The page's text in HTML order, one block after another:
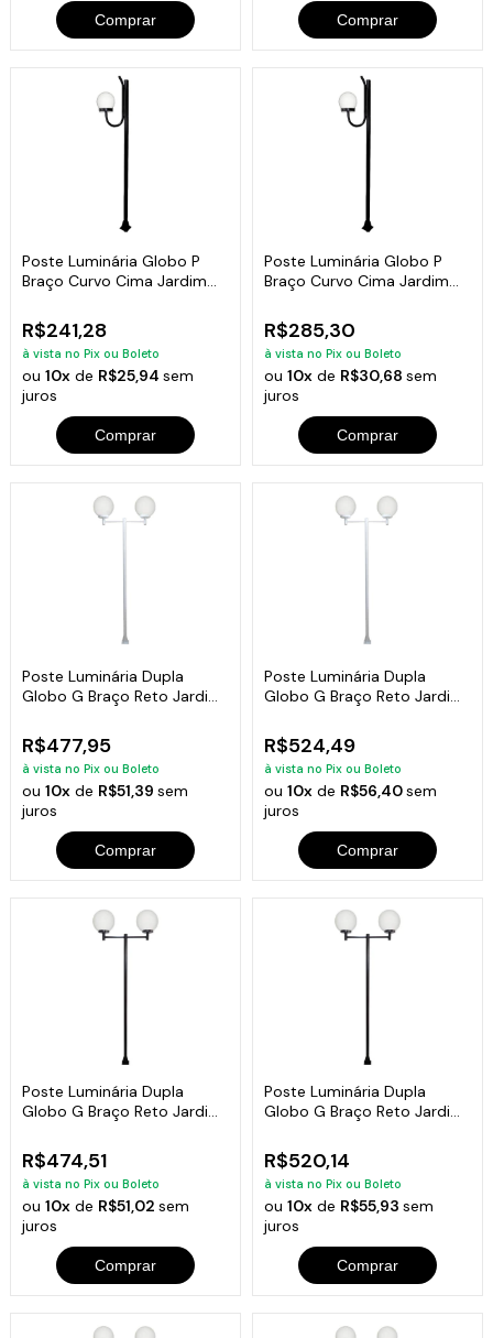
Comprar Comprar
Poste Luminária Globo P
Braço Curvo Cima Jardim
R$241,28
à vista no Pix ou Boleto
ou10x de R$25,94sem
juros
Comprar
Poste Luminária Globo P
Braço Curvo Cima Jardim
R$285,30
à vista no Pix ou Boleto
ou 10xde R$30,68 sem
juros
Comprar
Poste Luminária Dupla
Globo G Braço Reto Jardim
R$477,95
à vista no Pix ou Boleto
ou10x de R$51,39sem
juros
Comprar
Poste Luminária Dupla
Globo G Braço Reto Jardim
R$524,49
à vista no Pix ou Boleto
ou 10xde R$56,40sem
juros
Comprar
Poste Luminária Dupla
Globo G Braço Reto Jardim
R$474,51
à vista no Pix ou Boleto
ou10x de R$51,02sem
juros
Comprar
Poste Luminária Dupla
Globo G Braço Reto Jardim
R$520,14
à vista no Pix ou Boleto
ou 10xde R$55,93 sem
juros
Comprar